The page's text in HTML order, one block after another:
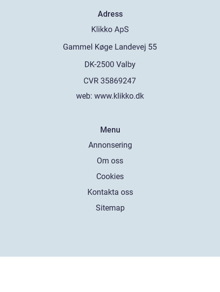
Adress
web: www.klikko.dk
Menu
Annonsering
Om oss
Cookies
Kontakta oss
Sitemap